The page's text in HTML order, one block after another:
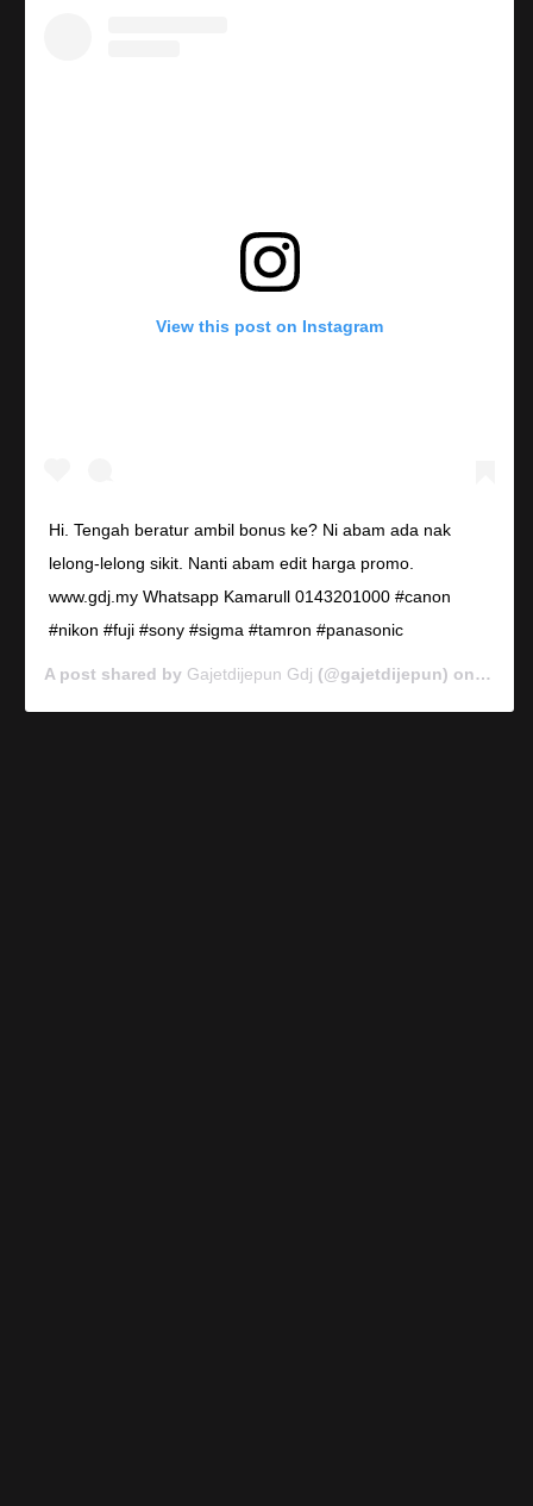
View this post on Instagram
Hi. Tengah beratur ambil bonus ke? Ni abam ada nak
lelong-lelong sikit. Nanti abam edit harga promo.
www.gdj.my Whatsapp Kamarull 0143201000 #canon
#nikon #fuji #sony #sigma #tamron #panasonic
A post shared by Gajetdijepun Gdj (@gajetdijepun) on Jan 7,